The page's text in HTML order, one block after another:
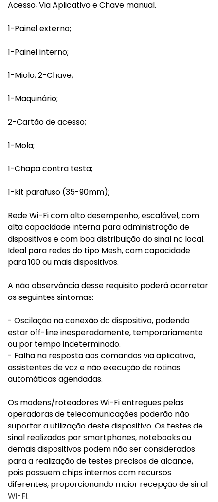
Acesso, Via Aplicativo e Chave manual.
1-Painel externo;
1-Painel interno;
1-Miolo; 2-Chave;
1-Maquinário;
2-Cartão de acesso;
1-Mola;
1-Chapa contra testa;
1-kit parafuso (35-90mm);
Rede Wi-Fi com alto desempenho, escalável, com
alta capacidade interna para administração de
dispositivos e com boa distribuição do sinal no local.
Ideal para redes do tipo Mesh, com capacidade
para 100 ou mais dispositivos.
A não observância desse requisito poderá acarretar
os seguintes sintomas:
- Oscilação na conexão do dispositivo, podendo
estar off-line inesperadamente, temporariamente
ou por tempo indeterminado.
- Falha na resposta aos comandos via aplicativo,
assistentes de voz e não execução de rotinas
automáticas agendadas.
Os modens/roteadores Wi-Fi entregues pelas
operadoras de telecomunicações poderão não
suportar a utilização deste dispositivo. Os testes de
sinal realizados por smartphones, notebooks ou
demais dispositivos podem não ser considerados
para a realização de testes precisos de alcance,
pois possuem chips internos com recursos
diferentes, proporcionando maior recepção de sinal
Wi-Fi.